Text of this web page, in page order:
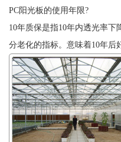
PC阳光板的使用年限?
10年质保是指10年内透光率下
分老化的指标。意味着10年后